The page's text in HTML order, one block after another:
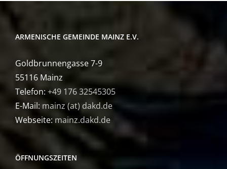
ARMENISCHE GEMEINDE MAINZ E.V.
Goldbrunnengasse 7-9
55116 Mainz
Telefon:+49 176 32545305
E-Mail: mainz (at) dakd.de
Webseite: mainz.dakd.de
ÖFFNUNGSZEITEN